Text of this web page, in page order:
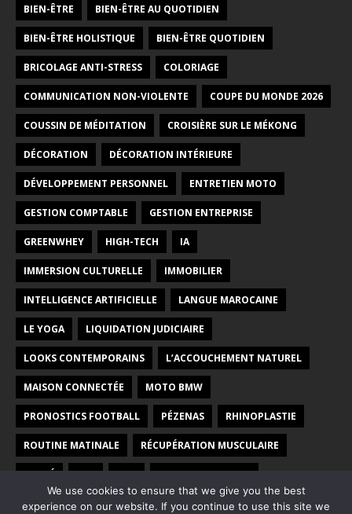
BIEN-ÊTRE BIEN-ÊTRE AU QUOTIDIEN
BIEN-ÊTRE HOLISTIQUE BIEN-ÊTRE QUOTIDIEN
BRICOLAGE ANTI-STRESS COLORIAGE
COMMUNICATION NON-VIOLENTE COUPE DU MONDE 2026
COUSSIN DE MÉDITATION CROISIÈRE SUR LE MÉKONG
DÉCORATION DÉCORATION INTÉRIEURE
DÉVELOPPEMENT PERSONNEL ENTRETIEN MOTO
GESTION COMPTABLE GESTION ENTREPRISE
GREENWHEY HIGH-TECH IA
IMMERSION CULTURELLE IMMOBILIER
INTELLIGENCE ARTIFICIELLE LANGUE MAROCAINE
LE YOGA LIQUIDATION JUDICIAIRE
LOOKS CONTEMPORAINS L’ACCOUCHEMENT NATUREL
MAISON CONNECTÉE MOTO BMW
PRONOSTICS FOOTBALL PÉZENAS RHINOPLASTIE
ROUTINE MATINALE RÉCUPÉRATION MUSCULAIRE
SANTÉ SEO SITE VOYAGE AU MAROC
YOGA PRÉNATAL ÉCOLE ÉNERGIE VERTE
We use cookies to ensure that we give you the best
experience on our website. If you continue to use this site we